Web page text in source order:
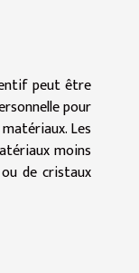
peut être
pour
Les
moins
de cristaux